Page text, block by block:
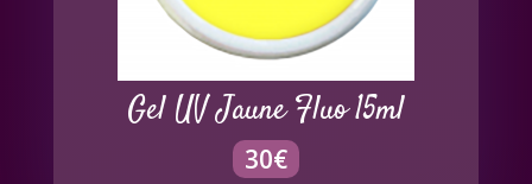
Gel UV Jaune Fluo 15ml
30€